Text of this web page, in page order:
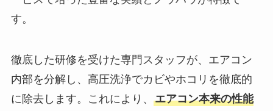
す。
徹底した研修を受けた専門スタッフが、エアコン
内部を分解し、高圧洗浄でカビやホコリを徹底的
に除去します。これにより、 エアコン本来の性能